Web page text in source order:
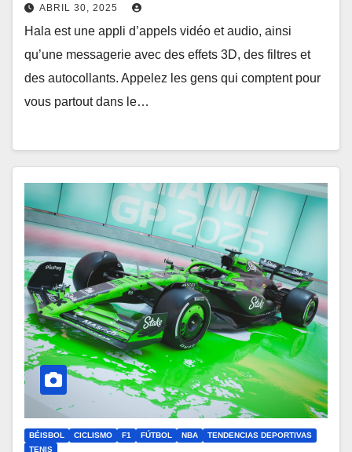
ABRIL 30, 2025
Hala est une appli d’appels vidéo et audio, ainsi
qu’une messagerie avec des effets 3D, des filtres et
des autocollants. Appelez les gens qui comptent pour
vous partout dans le…
BÉISBOL CICLISMO F1 FÚTBOL NBA
TENDENCIAS DEPORTIVAS
TENIS